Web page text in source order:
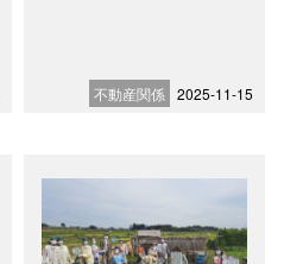
不動産関係 2025-11-15